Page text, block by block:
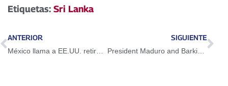
Etiquetas: Sri Lanka
ANTERIOR SIGUIENTE
President Maduro and Barkindo will discuss international oil market